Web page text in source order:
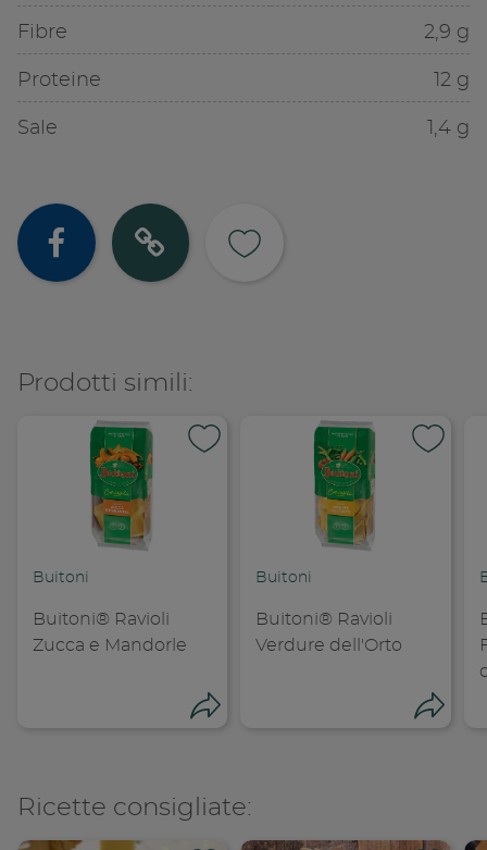
Fibre 2,9 g
Proteine 12 g
Sale 1,4 g
Prodotti simili:
Buitoni
Buitoni® Ravioli
Zucca e Mandorle
Buitoni
Buitoni® Ravioli
Verdure dell'Orto
Ricette consigliate: